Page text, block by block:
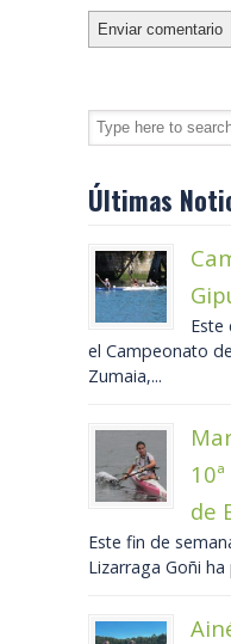
Últimas
el Campeonato
Zumaia,...
de
Este fin de
Lizarraga Goñi